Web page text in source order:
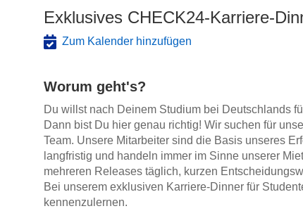
Exklusives CHECK24-Karriere-
Zum Kalender hinzufügen
Worum geht's?
Du willst nach Deinem Studium bei Deutschlands
Dann bist Du hier genau richtig! Wir suchen für
Team. Unsere Mitarbeiter sind die Basis unseres
langfristig und handeln immer im Sinne unserer
mehreren Releases täglich, kurzen
Bei unserem exklusiven Karriere-Dinner für
kennenzulernen.